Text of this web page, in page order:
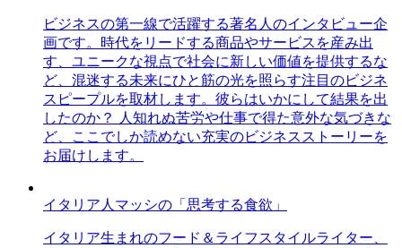
ビジネスの第一線で活躍する著名人のインタビュー企
画です。時代をリードする商品やサービスを産み出
す、ユニークな視点で社会に新しい価値を提供するな
ど、混迷する未来にひと筋の光を照らす注目のビジネ
スピープルを取材します。彼らはいかにして結果を出
したのか？ 人知れぬ苦労や仕事で得た意外な気づきな
ど、ここでしか読めない充実のビジネスストーリーを
お届けします。
イタリア人マッシの「思考する食欲」
イタリア生まれのフード＆ライフスタイルライター、